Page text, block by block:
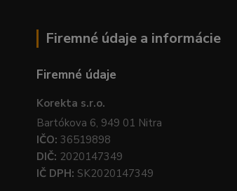
Firemné údaje a informácie
Firemné údaje
Korekta s.r.o.
Bartókova 6, 949 01 Nitra
IČO: 36519898
DIČ: 2020147349
IČ DPH: SK2020147349